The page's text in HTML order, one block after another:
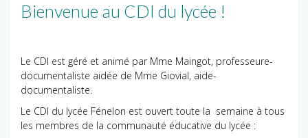
Bienvenue au CDI du lycée !
Le CDI est géré et animé par Mme Maingot, professeure-
documentaliste aidée de Mme Giovial, aide-
documentaliste.
Le CDI du lycée Fénelon est ouvert toute la semaine à tous
les membres de la communauté éducative du lycée :